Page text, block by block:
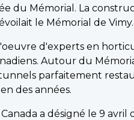
du Mémorial. La
le Mémorial de Vimy.
d'experts en
Autour du
tunnels parfaitement
des années.
a désigné le 9